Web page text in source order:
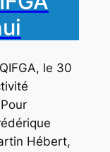
le 30
Hébert,